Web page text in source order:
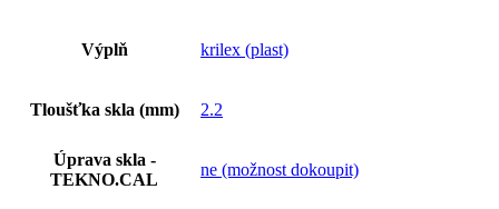
Výplň krilex (plast)
Tloušťka skla (mm) 2.2
Úprava skla -
TEKNO.CAL
ne (možnost dokoupit)